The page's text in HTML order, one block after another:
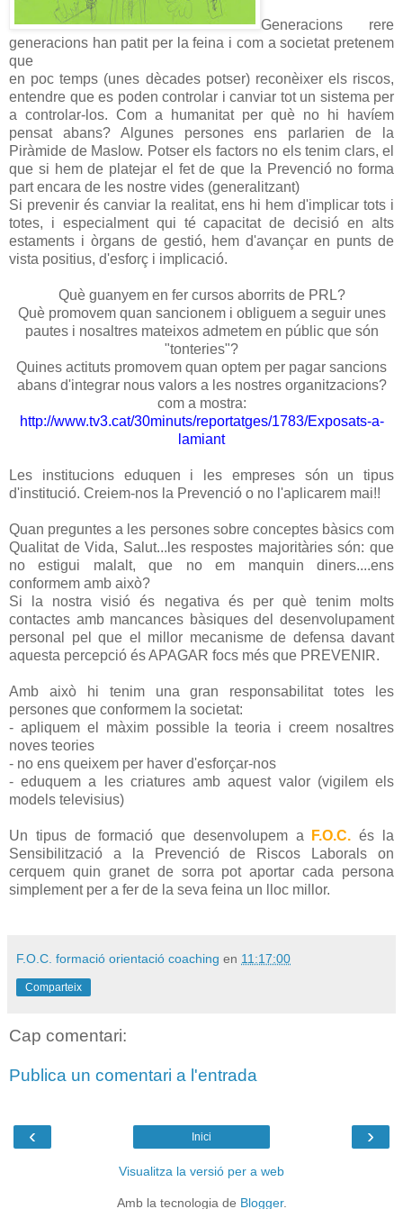
Generacions rere
generacions han patit per la feina i com a societat pretenem
que
en poc temps (unes dècades potser) reconèixer els riscos,
entendre que es poden controlar i canviar tot un sistema per
a controlar-los. Com a humanitat per què no hi havíem
pensat abans? Algunes persones ens parlarien de la
Piràmide de Maslow. Potser els factors no els tenim clars, el
que si hem de platejar el fet de que la Prevenció no forma
part encara de les nostre vides (generalitzant)
Si prevenir és canviar la realitat, ens hi hem d'implicar tots i
totes, i especialment qui té capacitat de decisió en alts
estaments i òrgans de gestió, hem d'avançar en punts de
vista positius, d'esforç i implicació.
Què guanyem en fer cursos aborrits de PRL?
Què promovem quan sancionem i obliguem a seguir unes
pautes i nosaltres mateixos admetem en públic que són
"tonteries"?
Quines actituts promovem quan optem per pagar sancions
abans d'integrar nous valors a les nostres organitzacions?
com a mostra:
http://www.tv3.cat/30minuts/reportatges/1783/Exposats-a-
lamiant
Les institucions eduquen i les empreses són un tipus
d'institució. Creiem-nos la Prevenció o no l'aplicarem mai!!
Quan preguntes a les persones sobre conceptes bàsics com
Qualitat de Vida, Salut...les respostes majoritàries són: que
no estigui malalt, que no em manquin diners....ens
conformem amb això?
Si la nostra visió és negativa és per què tenim molts
contactes amb mancances bàsiques del desenvolupament
personal pel que el millor mecanisme de defensa davant
aquesta percepció és APAGAR focs més que PREVENIR.
Amb això hi tenim una gran responsabilitat totes les
persones que conformem la societat:
- apliquem el màxim possible la teoria i creem nosaltres
noves teories
- no ens queixem per haver d'esforçar-nos
- eduquem a les criatures amb aquest valor (vigilem els
models televisius)
Un tipus de formació que desenvolupem a F.O.C. és la
Sensibilització a la Prevenció de Riscos Laborals on
cerquem quin granet de sorra pot aportar cada persona
simplement per a fer de la seva feina un lloc millor.
F.O.C. formació orientació coaching en 11:17:00
Comparteix
Cap comentari:
Publica un comentari a l'entrada
‹ ›
Inici
Visualitza la versió per a web
Amb la tecnologia de Blogger.